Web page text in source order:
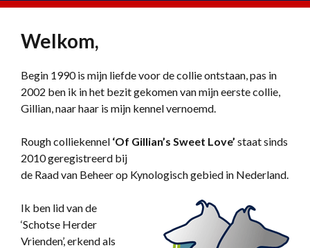
Welkom,
Begin 1990 is mijn liefde voor de collie ontstaan, pas in
2002 ben ik in het bezit gekomen van mijn eerste collie,
Gillian, naar haar is mijn kennel vernoemd.
Rough colliekennel ‘Of Gillian’s Sweet Love’ staat sinds
2010 geregistreerd bij
de Raad van Beheer op Kynologisch gebied in Nederland.
Ik ben lid van de
‘Schotse Herder
Vrienden’, erkend als